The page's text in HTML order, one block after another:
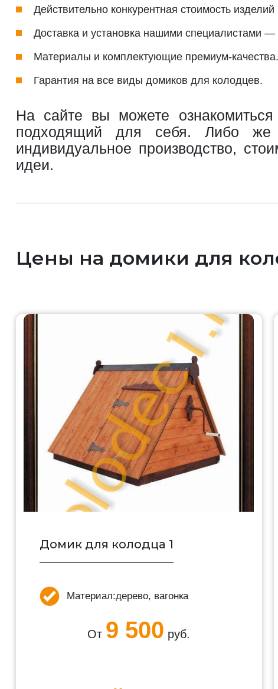
Действительно конкурентная стоимость
Доставка и установка нашими специалистами
Материалы и комплектующие премиум-качества.
Гарантия на все виды домиков для колодцев.
На сайте вы можете
подходящий для себя. Либо же
индивидуальное производство,
идеи.
Цены на домики для
Домик для колодца 1
Материал:дерево, вагонка
От 9 500 руб.